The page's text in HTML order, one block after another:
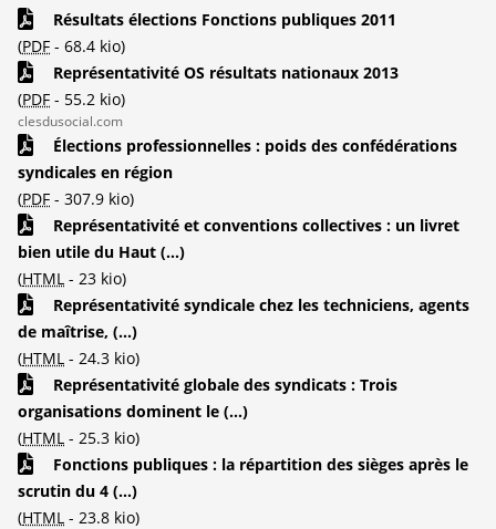
Résultats élections Fonctions publiques 2011
(PDF - 68.4 kio)
Représentativité OS résultats nationaux 2013
(PDF - 55.2 kio)
clesdusocial.com
Élections professionnelles : poids des confédérations
syndicales en région
(PDF - 307.9 kio)
Représentativité et conventions collectives : un livret
bien utile du Haut (...)
(HTML - 23 kio)
Représentativité syndicale chez les techniciens, agents
de maîtrise, (...)
(HTML - 24.3 kio)
Représentativité globale des syndicats : Trois
organisations dominent le (...)
(HTML - 25.3 kio)
Fonctions publiques : la répartition des sièges après le
scrutin du 4 (...)
(HTML - 23.8 kio)